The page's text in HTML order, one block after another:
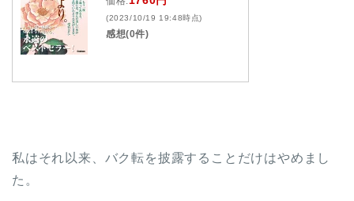
(2023/10/19 19:48時点)
感想(0件)
私はそれ以来、バク転を披露することだけはやめまし
た。